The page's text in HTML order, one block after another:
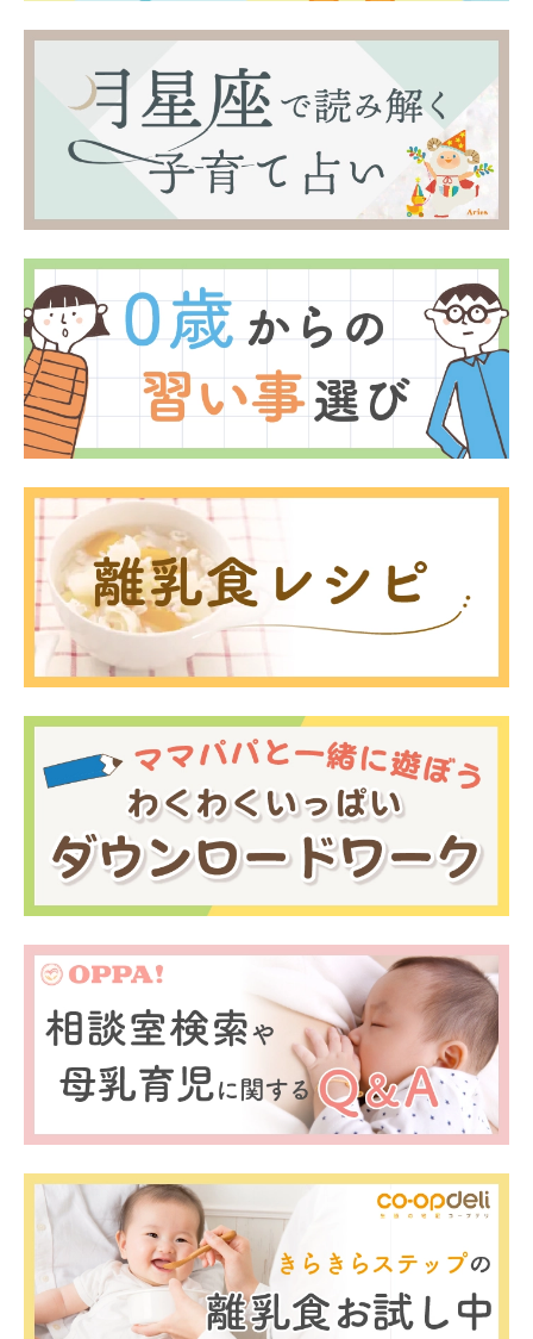
産後
妊娠後期／８〜10ヵ月
プレママ
キャンペーン 生後10〜11ヵ月
パパ
プレゼント